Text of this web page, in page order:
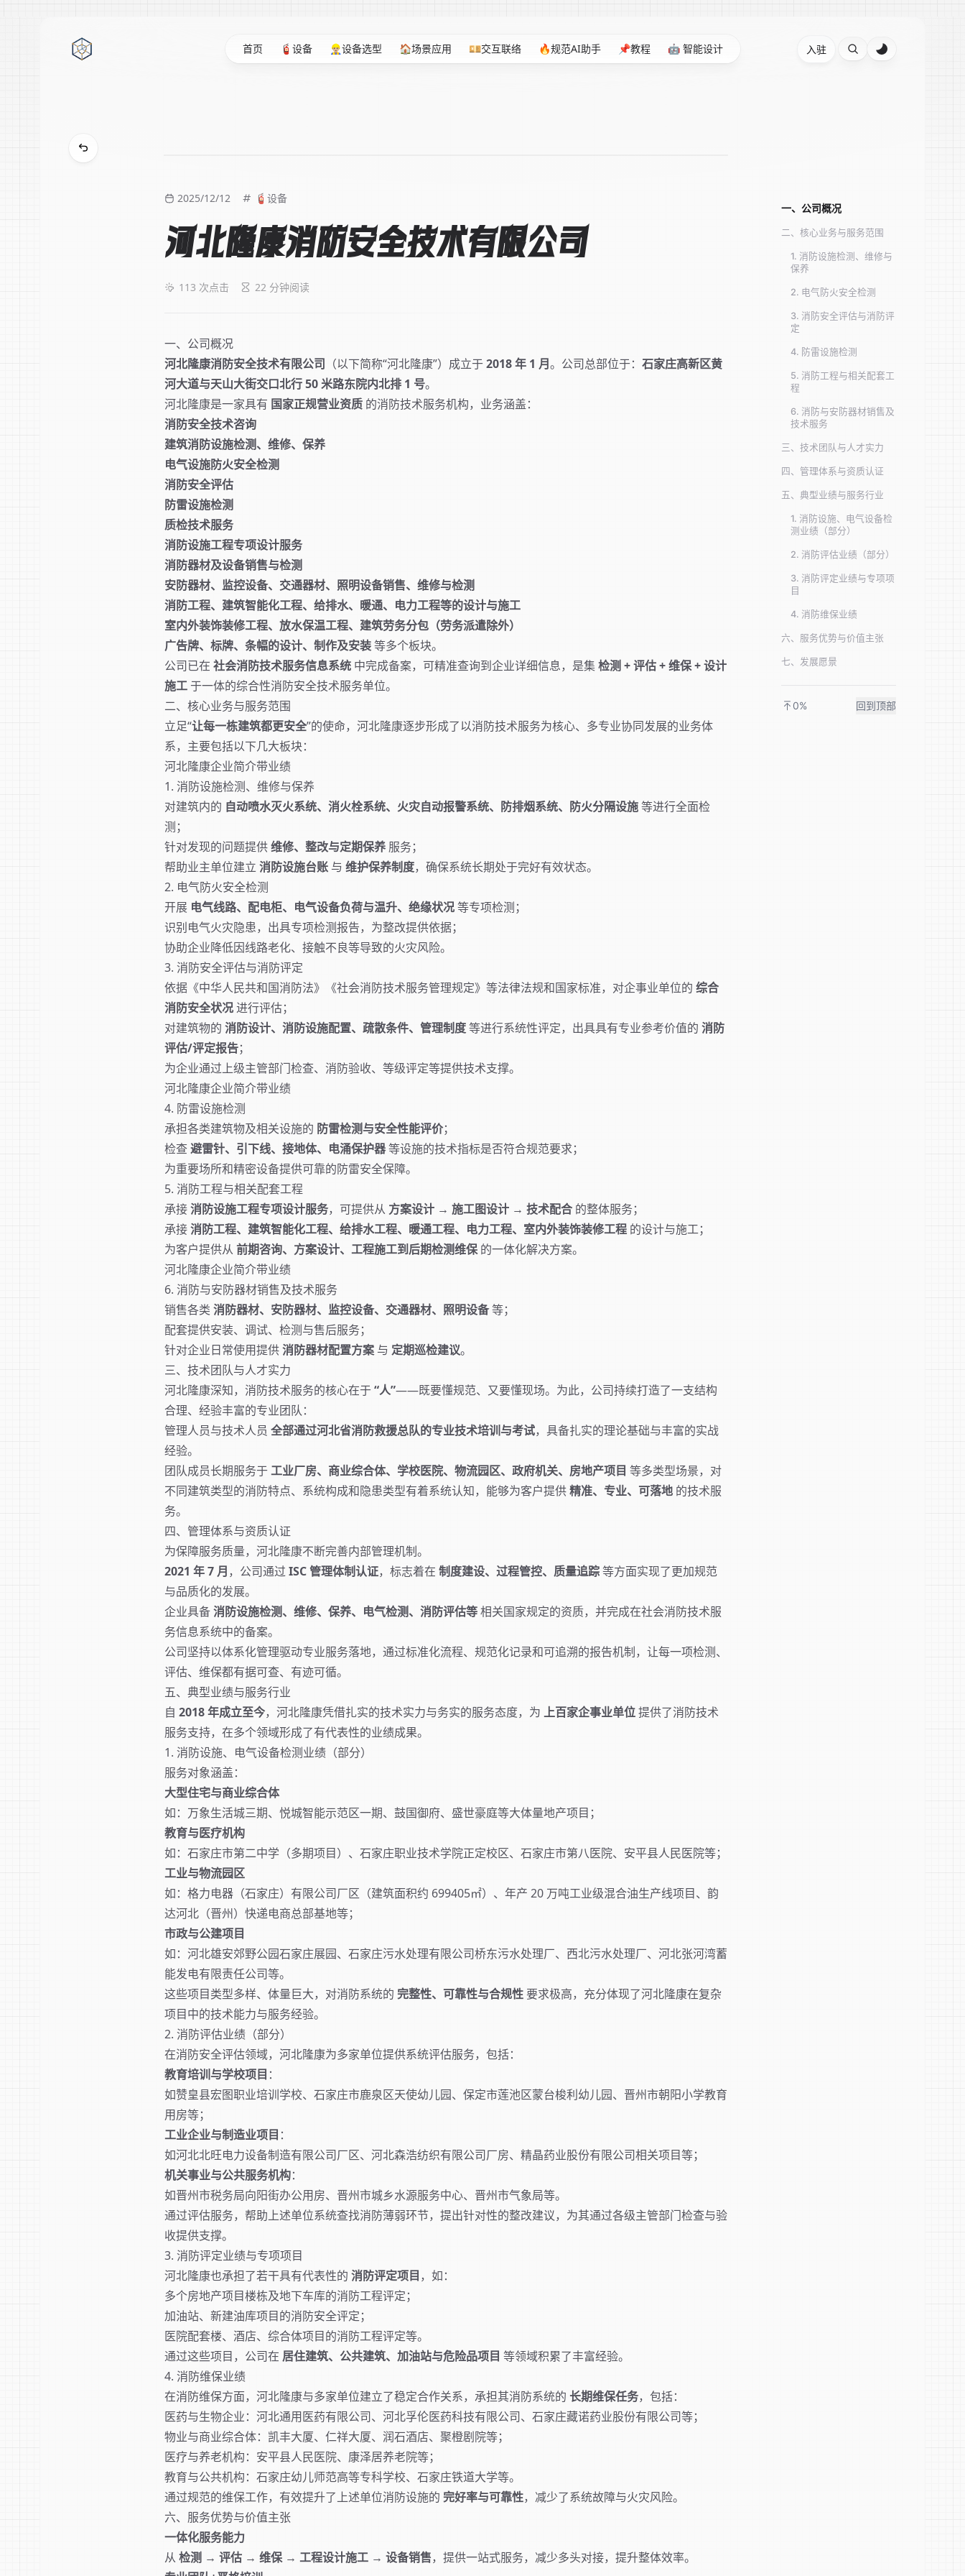
首页 🧯设备 👷🏼‍♂️设备选型 🏠场景应用 💴交互联络 🔥规范AI助手 📌教程 🤖 智能设计 入驻
2025/12/12 🧯设备
河北隆康消防安全技术有限公司
113 次点击 22 分钟阅读
一、公司概况
河北隆康消防安全技术有限公司 （以下简称“河北隆康”）成立于2018 年 1 月。公司总部位于： 石家庄高新区黄
河大道与天山大街交口北行 50 米路东院内北排 1 号。
河北隆康是一家具有 国家正规营业资质 的消防技术服务机构，业务涵盖：
消防安全技术咨询
建筑消防设施检测、维修、保养
电气设施防火安全检测
消防安全评估
防雷设施检测
质检技术服务
消防设施工程专项设计服务
消防器材及设备销售与检测
安防器材、监控设备、交通器材、照明设备销售、维修与检测
消防工程、建筑智能化工程、给排水、暖通、电力工程等的设计与施工
室内外装饰装修工程、放水保温工程、建筑劳务分包（劳务派遣除外）
广告牌、标牌、条幅的设计、制作及安装等多个板块。
公司已在 社会消防技术服务信息系统 中完成备案，可精准查询到企业详细信息，是集检测 + 评估 + 维保 + 设计
施工 于一体的综合性消防安全技术服务单位。
二、核心业务与服务范围
立足“让每一栋建筑都更安全”的使命，河北隆康逐步形成了以消防技术服务为核心、多专业协同发展的业务体
系，主要包括以下几大板块：
河北隆康企业简介带业绩
1. 消防设施检测、维修与保养
对建筑内的 自动喷水灭火系统、消火栓系统、火灾自动报警系统、防排烟系统、防火分隔设施等进行全面检
测；
针对发现的问题提供维修、整改与定期保养 服务；
帮助业主单位建立 消防设施台账 与 维护保养制度，确保系统长期处于完好有效状态。
2. 电气防火安全检测
开展 电气线路、配电柜、电气设备负荷与温升、绝缘状况等专项检测；
识别电气火灾隐患，出具专项检测报告，为整改提供依据；
协助企业降低因线路老化、接触不良等导致的火灾风险。
3. 消防安全评估与消防评定
依据《中华人民共和国消防法》《社会消防技术服务管理规定》等法律法规和国家标准，对企事业单位的 综合
消防安全状况进行评估；
对建筑物的 消防设计、消防设施配置、疏散条件、管理制度等进行系统性评定，出具具有专业参考价值的 消防
评估/评定报告；
为企业通过上级主管部门检查、消防验收、等级评定等提供技术支撑。
河北隆康企业简介带业绩
4. 防雷设施检测
承担各类建筑物及相关设施的 防雷检测与安全性能评价；
检查避雷针、引下线、接地体、电涌保护器等设施的技术指标是否符合规范要求；
为重要场所和精密设备提供可靠的防雷安全保障。
5. 消防工程与相关配套工程
承接消防设施工程专项设计服务，可提供从 方案设计 → 施工图设计 → 技术配合 的整体服务；
承接消防工程、建筑智能化工程、给排水工程、暖通工程、电力工程、室内外装饰装修工程 的设计与施工；
为客户提供从 前期咨询、方案设计、工程施工到后期检测维保的一体化解决方案。
河北隆康企业简介带业绩
6. 消防与安防器材销售及技术服务
销售各类 消防器材、安防器材、监控设备、交通器材、照明设备等；
配套提供安装、调试、检测与售后服务；
针对企业日常使用提供消防器材配置方案 与 定期巡检建议。
三、技术团队与人才实力
河北隆康深知，消防技术服务的核心在于“人”——既要懂规范、又要懂现场。为此，公司持续打造了一支结构
合理、经验丰富的专业团队：
管理人员与技术人员 全部通过河北省消防救援总队的专业技术培训与考试，具备扎实的理论基础与丰富的实战
经验。
团队成员长期服务于工业厂房、商业综合体、学校医院、物流园区、政府机关、房地产项目 等多类型场景，对
不同建筑类型的消防特点、系统构成和隐患类型有着系统认知，能够为客户提供精准、专业、可落地 的技术服
务。
四、管理体系与资质认证
为保障服务质量，河北隆康不断完善内部管理机制。
2021 年 7 月，公司通过 ISC 管理体制认证，标志着在 制度建设、过程管控、质量追踪等方面实现了更加规范
与品质化的发展。
企业具备消防设施检测、维修、保养、电气检测、消防评估等相关国家规定的资质，并完成在社会消防技术服
务信息系统中的备案。
公司坚持以体系化管理驱动专业服务落地，通过标准化流程、规范化记录和可追溯的报告机制，让每一项检测、
评估、维保都有据可查、有迹可循。
五、典型业绩与服务行业
自 2018 年成立至今，河北隆康凭借扎实的技术实力与务实的服务态度，为 上百家企事业单位提供了消防技术
服务支持，在多个领域形成了有代表性的业绩成果。
1. 消防设施、电气设备检测业绩（部分）
服务对象涵盖：
大型住宅与商业综合体
如：万象生活城三期、悦城智能示范区一期、鼓国御府、盛世豪庭等大体量地产项目；
教育与医疗机构
如：石家庄市第二中学（多期项目）、石家庄职业技术学院正定校区、石家庄市第八医院、安平县人民医院等；
工业与物流园区
如：格力电器（石家庄）有限公司厂区（建筑面积约 699405㎡）、年产 20 万吨工业级混合油生产线项目、韵
达河北（晋州）快递电商总部基地等；
市政与公建项目
如：河北雄安郊野公园石家庄展园、石家庄污水处理有限公司桥东污水处理厂、西北污水处理厂、河北张河湾蓄
能发电有限责任公司等。
这些项目类型多样、体量巨大，对消防系统的 完整性、可靠性与合规性要求极高，充分体现了河北隆康在复杂
项目中的技术能力与服务经验。
2. 消防评估业绩（部分）
在消防安全评估领域，河北隆康为多家单位提供系统评估服务，包括：
教育培训与学校项目 ：
如赞皇县宏图职业培训学校、石家庄市鹿泉区天使幼儿园、保定市莲池区蒙台梭利幼儿园、晋州市朝阳小学教育
用房等；
工业企业与制造业项目 ：
如河北北旺电力设备制造有限公司厂区、河北森浩纺织有限公司厂房、精晶药业股份有限公司相关项目等；
机关事业与公共服务机构：
如晋州市税务局向阳街办公用房、晋州市城乡水源服务中心、晋州市气象局等。
通过评估服务，帮助上述单位系统查找消防薄弱环节，提出针对性的整改建议，为其通过各级主管部门检查与验
收提供支撑。
3. 消防评定业绩与专项项目
河北隆康也承担了若干具有代表性的 消防评定项目，如：
多个房地产项目楼栋及地下车库的消防工程评定；
加油站、新建油库项目的消防安全评定；
医院配套楼、酒店、综合体项目的消防工程评定等。
通过这些项目，公司在 居住建筑、公共建筑、加油站与危险品项目 等领域积累了丰富经验。
4. 消防维保业绩
在消防维保方面，河北隆康与多家单位建立了稳定合作关系，承担其消防系统的 长期维保任务，包括：
医药与生物企业：河北通用医药有限公司、河北孚伦医药科技有限公司、石家庄藏诺药业股份有限公司等；
物业与商业综合体：凯丰大厦、仁祥大厦、润石酒店、聚橙剧院等；
医疗与养老机构：安平县人民医院、康泽居养老院等；
教育与公共机构：石家庄幼儿师范高等专科学校、石家庄铁道大学等。
通过规范的维保工作，有效提升了上述单位消防设施的 完好率与可靠性，减少了系统故障与火灾风险。
六、服务优势与价值主张
一体化服务能力
从 检测 → 评估 → 维保 → 工程设计施工 → 设备销售，提供一站式服务，减少多头对接，提升整体效率。
一、公司概况
二、核心业务与服务范围
1. 消防设施检测、维修与
保养
2. 电气防火安全检测
3. 消防安全评估与消防评
定
4. 防雷设施检测
5. 消防工程与相关配套工
程
6. 消防与安防器材销售及
技术服务
三、技术团队与人才实力
四、管理体系与资质认证
五、典型业绩与服务行业
1. 消防设施、电气设备检
测业绩（部分）
2. 消防评估业绩（部分）
3. 消防评定业绩与专项项
目
4. 消防维保业绩
六、服务优势与价值主张
七、发展愿景
0% 回到顶部